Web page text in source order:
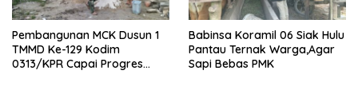
Pembangunan MCK Dusun 1
TMMD Ke-129 Kodim
0313/KPR Capai Progres
Babinsa Koramil 06 Siak Hulu
Pantau Ternak Warga,Agar
Sapi Bebas PMK